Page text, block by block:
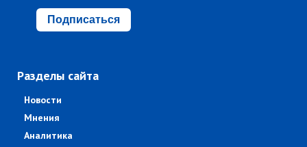
Подписаться
Разделы сайта
Новости
Мнения
Аналитика